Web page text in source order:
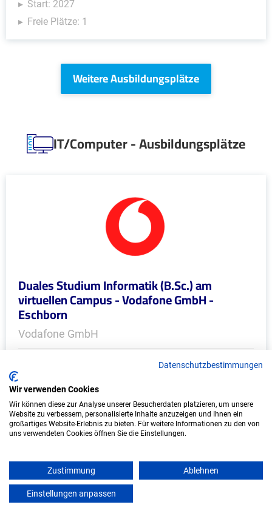
Start: 2027
Freie Plätze: 1
Weitere Ausbildungsplätze
IT/Computer - Ausbildungsplätze
Duales Studium Informatik (B.Sc.) am
virtuellen Campus - Vodafone GmbH -
Eschborn
Vodafone GmbH
In Kooperation mit IU Duales Studium
bundesweit
Start: Oktober 2026
Freie Plätze: 1
Datenschutzbestimmungen
Wir verwenden Cookies
Wir können diese zur Analyse unserer Besucherdaten platzieren, um unsere
Website zu verbessern, personalisierte Inhalte anzuzeigen und Ihnen ein
großartiges Website-Erlebnis zu bieten. Für weitere Informationen zu den von
uns verwendeten Cookies öffnen Sie die Einstellungen.
Zustimmung Ablehnen
Einstellungen anpassen